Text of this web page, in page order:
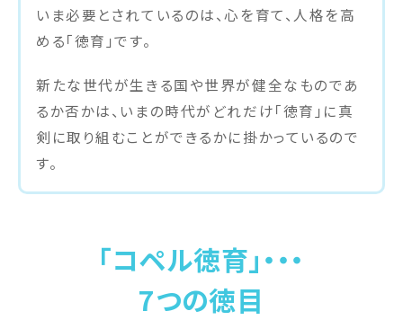
いま必要とされているのは、心を育て、人格を高
める「徳育」です。
新たな世代が生きる国や世界が健全なものであ
るか否かは、いまの時代がどれだけ「徳育」に真
剣に取り組むことができるかに掛かっているので
す。
「コペル徳育」・・・
7つの徳目